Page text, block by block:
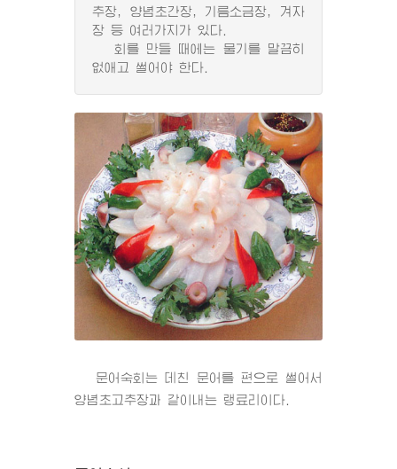
추장, 양념초간장, 기름소금장, 겨자
장 등 여러가지가 있다.
회를 만들 때에는 물기를 말끔히
없애고 썰어야 한다.
문어숙회는 데친 문어를 편으로 썰어서
양념초고추장과 같이내는 랭료리이다.